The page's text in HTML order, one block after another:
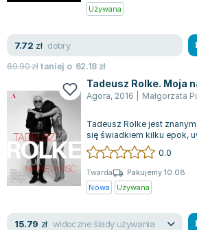
Antoine de Saint Exupery
Mark Twain
Marcin Meller
Paulina Młynarska
ks. Piotr Pawlukiewicz
Jarosław Sokołowski
Piotr Latocha
Michael Scott
Piotr Semka
Jarosław Iwaszkiewicz
Jan Sztaudynger
Używana
7.72 zł dobry
69.90złtaniej o 62.18 zł
Tadeusz Rolke. Moja
Agora, 2016 Małgorzata
Tadeusz Rolke jest
się świadkiem kilku epok,
wszystkie za pomocą
0.0
Twarda
Pakujemy 10.08
Nowa
Używana
15.79 zł widoczne ślady używania